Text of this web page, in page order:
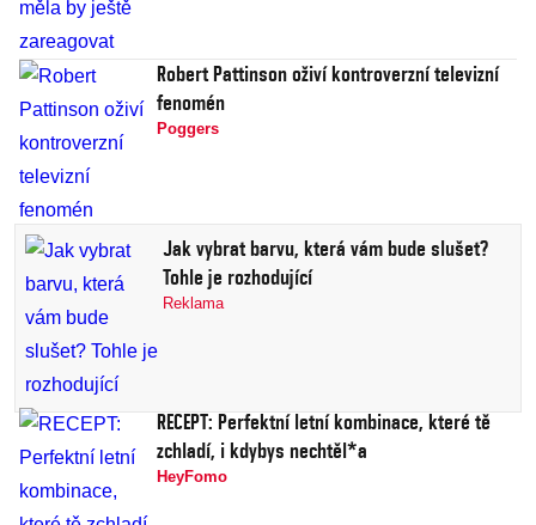
Robert Pattinson oživí kontroverzní televizní
fenomén
Poggers
Jak vybrat barvu, která vám bude slušet?
Tohle je rozhodující
Reklama
RECEPT: Perfektní letní kombinace, které tě
zchladí, i kdybys nechtěl*a
HeyFomo